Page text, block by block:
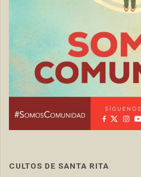
CULTOS DE SANTA RITA